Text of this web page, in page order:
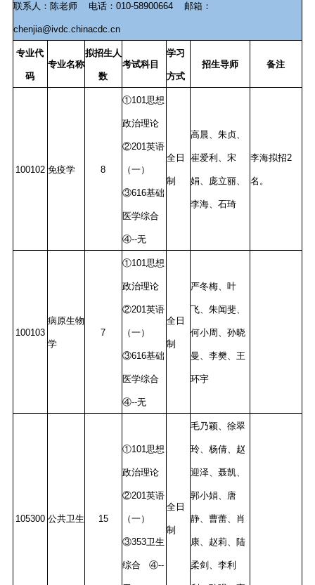
联系人：陈老师 电话：010-58900664 邮箱：
chenjia@ivdc.chinacdc.cn
专业代
码
专业名称
拟招生人
数
考试科目
学习
方式
招生导师 备注
100102 免疫学 8
①101思想
政治理论
②201英语
（一）
③616基础
医学综合
④--无
全日
制
高晨、朱贞、
崔爱利、宋
娟、庞立丽、
李海、石琦
李海拟招2
名。
100103
病原生物
学
7
①101思想
政治理论
②201英语
（一）
③616基础
医学综合
④--无
全日
制
严冬梅、叶
飞、朱闻斐、
何小周、孙晓
曼、李樊、王
环宇
105300 公共卫生 15
①101思想
政治理论
②201英语
（一）
③353卫生
综合 ④--
全日
制
毛乃颖、徐翠
玲、杨倩、赵
迎泽、聂凯、
郭小娟、唐
静、曹蕾、肖
康、赵莉、陆
柔剑、李利